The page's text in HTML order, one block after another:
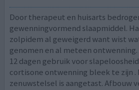
Door therapeut en huisarts
gewenningvormend slaapmiddel.
zolpidem al geweigerd want wist
genomen en al meteen
12 dagen gebruik voor
cortisone ontwenning bleek te zijn .
zenuwstelsel is aangetast. Afbouw